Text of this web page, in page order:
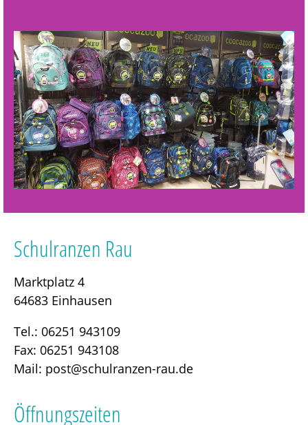
Schulranzen Rau
Marktplatz 4
64683 Einhausen
Tel.: 06251 943109
Fax: 06251 943108
Mail: post@schulranzen-rau.de
Öffnungszeiten